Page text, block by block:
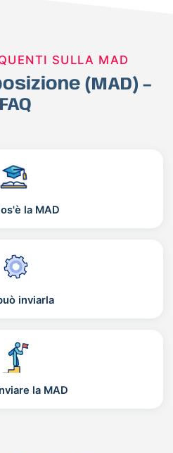
SULLA MAD
(MAD) –
FAQ
la MAD
inviarla
la MAD